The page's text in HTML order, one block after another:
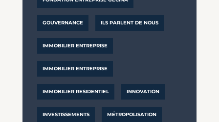
GOUVERNANCE ILS PARLENT DE NOUS
IMMOBILIER ENTREPRISE
IMMOBILIER ENTREPRISE
IMMOBILIER RESIDENTIEL INNOVATION
INVESTISSEMENTS MÉTROPOLISATION